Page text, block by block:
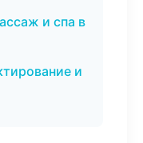
и спа в
и